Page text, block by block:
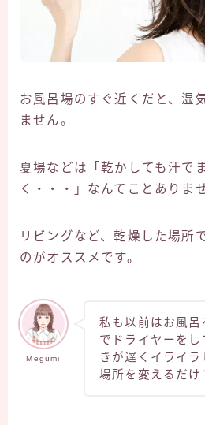
お風呂場のすぐ近くだと、湿
ません。
夏場などは「乾かしても汗で
く・・・」なんてことありま
リビングなど、乾燥した場所
のがオススメです。
Megumi
私も以前はお風
でドライヤーを
きが遅くイライラ
場所を変えるだけ